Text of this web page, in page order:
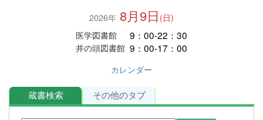
2026年 8月9日 (日)
医学図書館
9：00-22：30
井の頭図書館 9：00-17：00
カレンダー
蔵書検索 その他のタブ